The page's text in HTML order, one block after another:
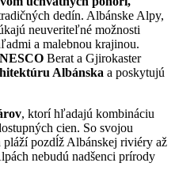
dedín. Albánske Alpy,
neuveriteľné možnosti
a malebnou krajinou.
Berat a Gjirokaster
Albánska a poskytujú
, ktorí hľadajú kombináciu
cien. So svojou
pozdĺž Albánskej riviéry až
nebudú nadšenci prírody